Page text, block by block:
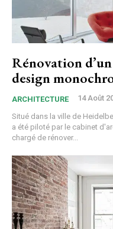
Rénovation
design
ARCHITECTURE 14 Août
Situé dans la ville de
a été piloté par le cabinet
chargé de rénover...